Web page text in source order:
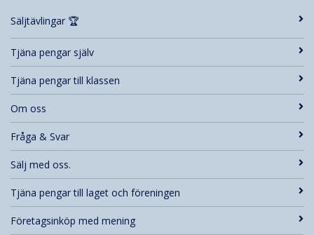
Säljtävlingar 🏆
Tjäna pengar själv
Tjäna pengar till klassen
Om oss
Fråga & Svar
Sälj med oss.
Tjäna pengar till laget och föreningen
Företagsinköp med mening